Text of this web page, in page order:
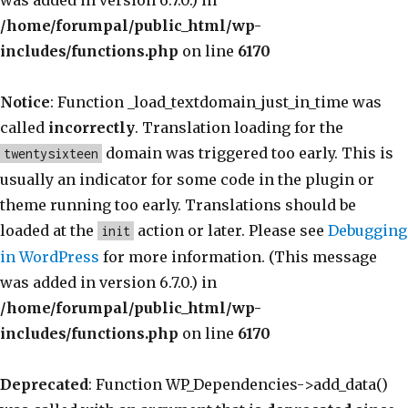
/home/forumpal/public_html/wp-
includes/functions.php on line 6170
Notice: Function _load_textdomain_just_in_time was
called incorrectly. Translation loading for the
twentysixteen domain was triggered too early. This is
usually an indicator for some code in the plugin or
theme running too early. Translations should be
loaded at the
init action or later. Please see Debugging
in WordPress for more information. (This message
was added in version 6.7.0.) in
/home/forumpal/public_html/wp-
includes/functions.php on line 6170
Deprecated: Function WP_Dependencies->add_data()